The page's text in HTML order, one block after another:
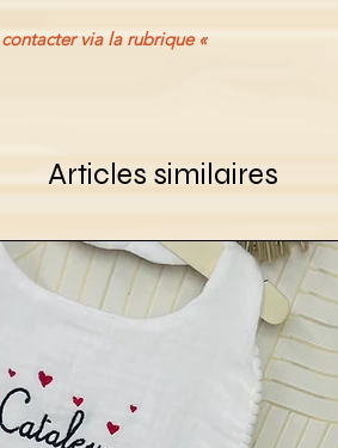
via la rubrique «
Articles similaires